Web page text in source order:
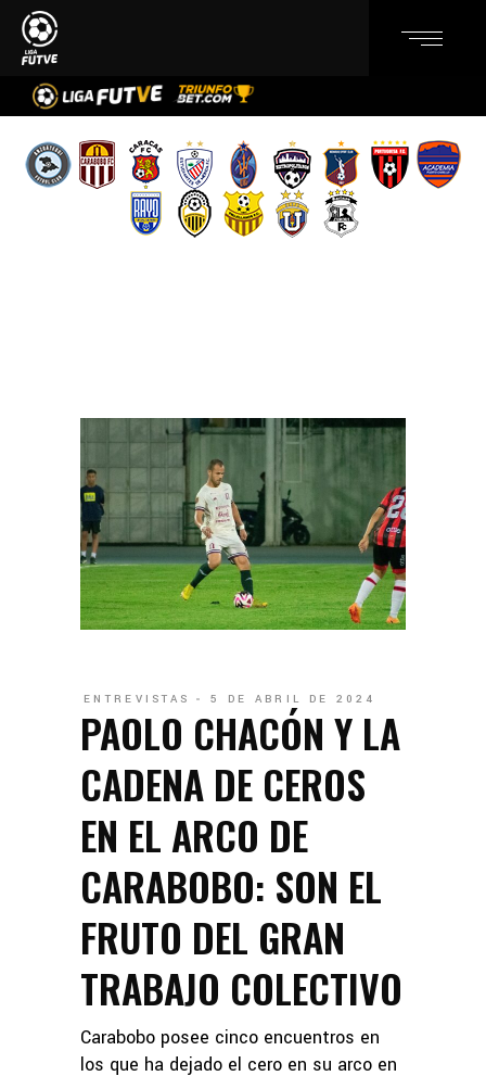
ENTREVISTAS 5 DE ABRIL DE 2024
PAOLO CHACÓN Y LA
CADENA DE CEROS
EN EL ARCO DE
CARABOBO: SON EL
FRUTO DEL GRAN
TRABAJO COLECTIVO
Carabobo posee cinco encuentros en
los que ha dejado el cero en su arco en